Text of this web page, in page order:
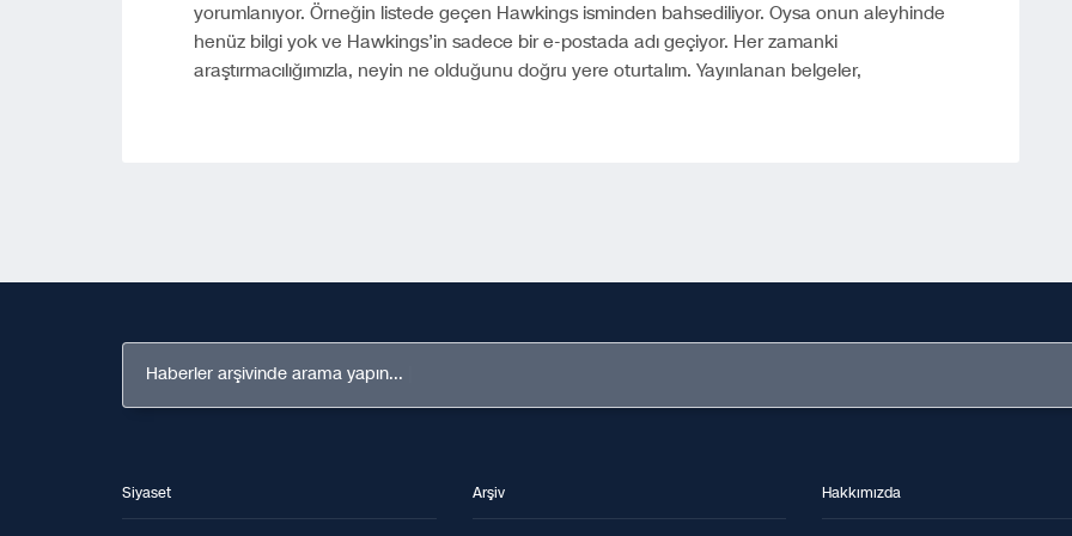
yorumlanıyor. Örneğin listede geçen Hawkings isminden bahsediliyor. Oysa onun aleyhinde
henüz bilgi yok ve Hawkings’in sadece bir e-postada adı geçiyor. Her zamanki
araştırmacılığımızla, neyin ne olduğunu doğru yere oturtalım. Yayınlanan belgeler,
Haberler arşivinde arama yapın...
Siyaset Arşiv Hakkımızda